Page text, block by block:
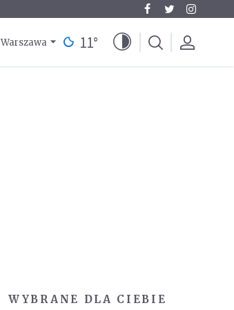
Warszawa 11°
WYBRANE DLA CIEBIE